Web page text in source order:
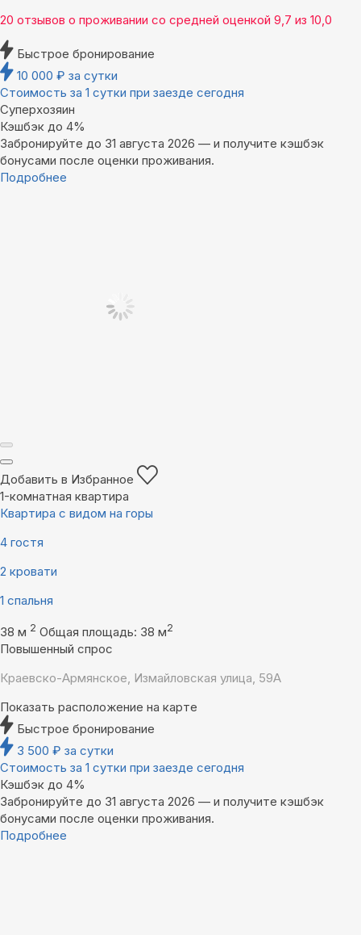
20 отзывов о проживании со средней оценкой 9,7 из 10,0
Быстрое бронирование
10 000 ₽ за сутки
Стоимость за 1 сутки при заезде сегодня
Суперхозяин
Кэшбэк до 4%
Забронируйте до 31 августа 2026 — и получите кэшбэк
бонусами после оценки проживания.
Подробнее
Добавить в Избранное
1-комнатная квартира
Квартира с видом на горы
4 гостя
2 кровати
1 спальня
38 м 2 Общая площадь: 38 м2
Повышенный спрос
Краевско-Армянское, Измайловская улица, 59А
Показать расположение на карте
Быстрое бронирование
3 500 ₽ за сутки
Стоимость за 1 сутки при заезде сегодня
Кэшбэк до 4%
Забронируйте до 31 августа 2026 — и получите кэшбэк
бонусами после оценки проживания.
Подробнее